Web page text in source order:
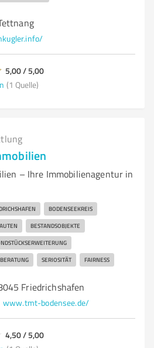
5,00 / 5,00
(1 Quelle)
– Ihre Immobilienagentur in
BODENSEEKREIS
BESTANDSOBJEKTE
BERATUNG SERIOSITÄT FAIRNESS
Friedrichshafen
www.tmt-bodensee.de/
4,50 / 5,00